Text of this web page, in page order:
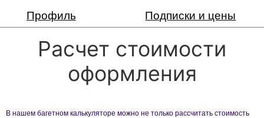
Профиль
Подписки и цены
Расчет стоимости
оформления
В нашем багетном калькуляторе можно не только рассчитать стоимость